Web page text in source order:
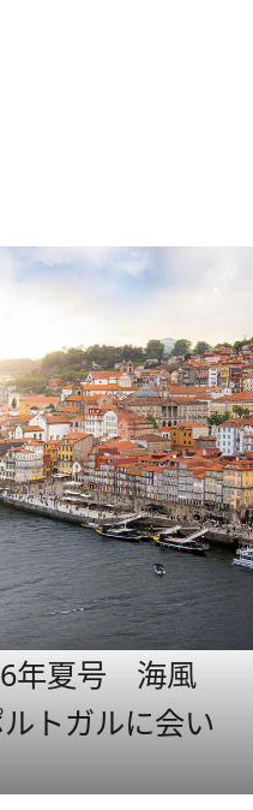
年夏号 海風
トガルに会い